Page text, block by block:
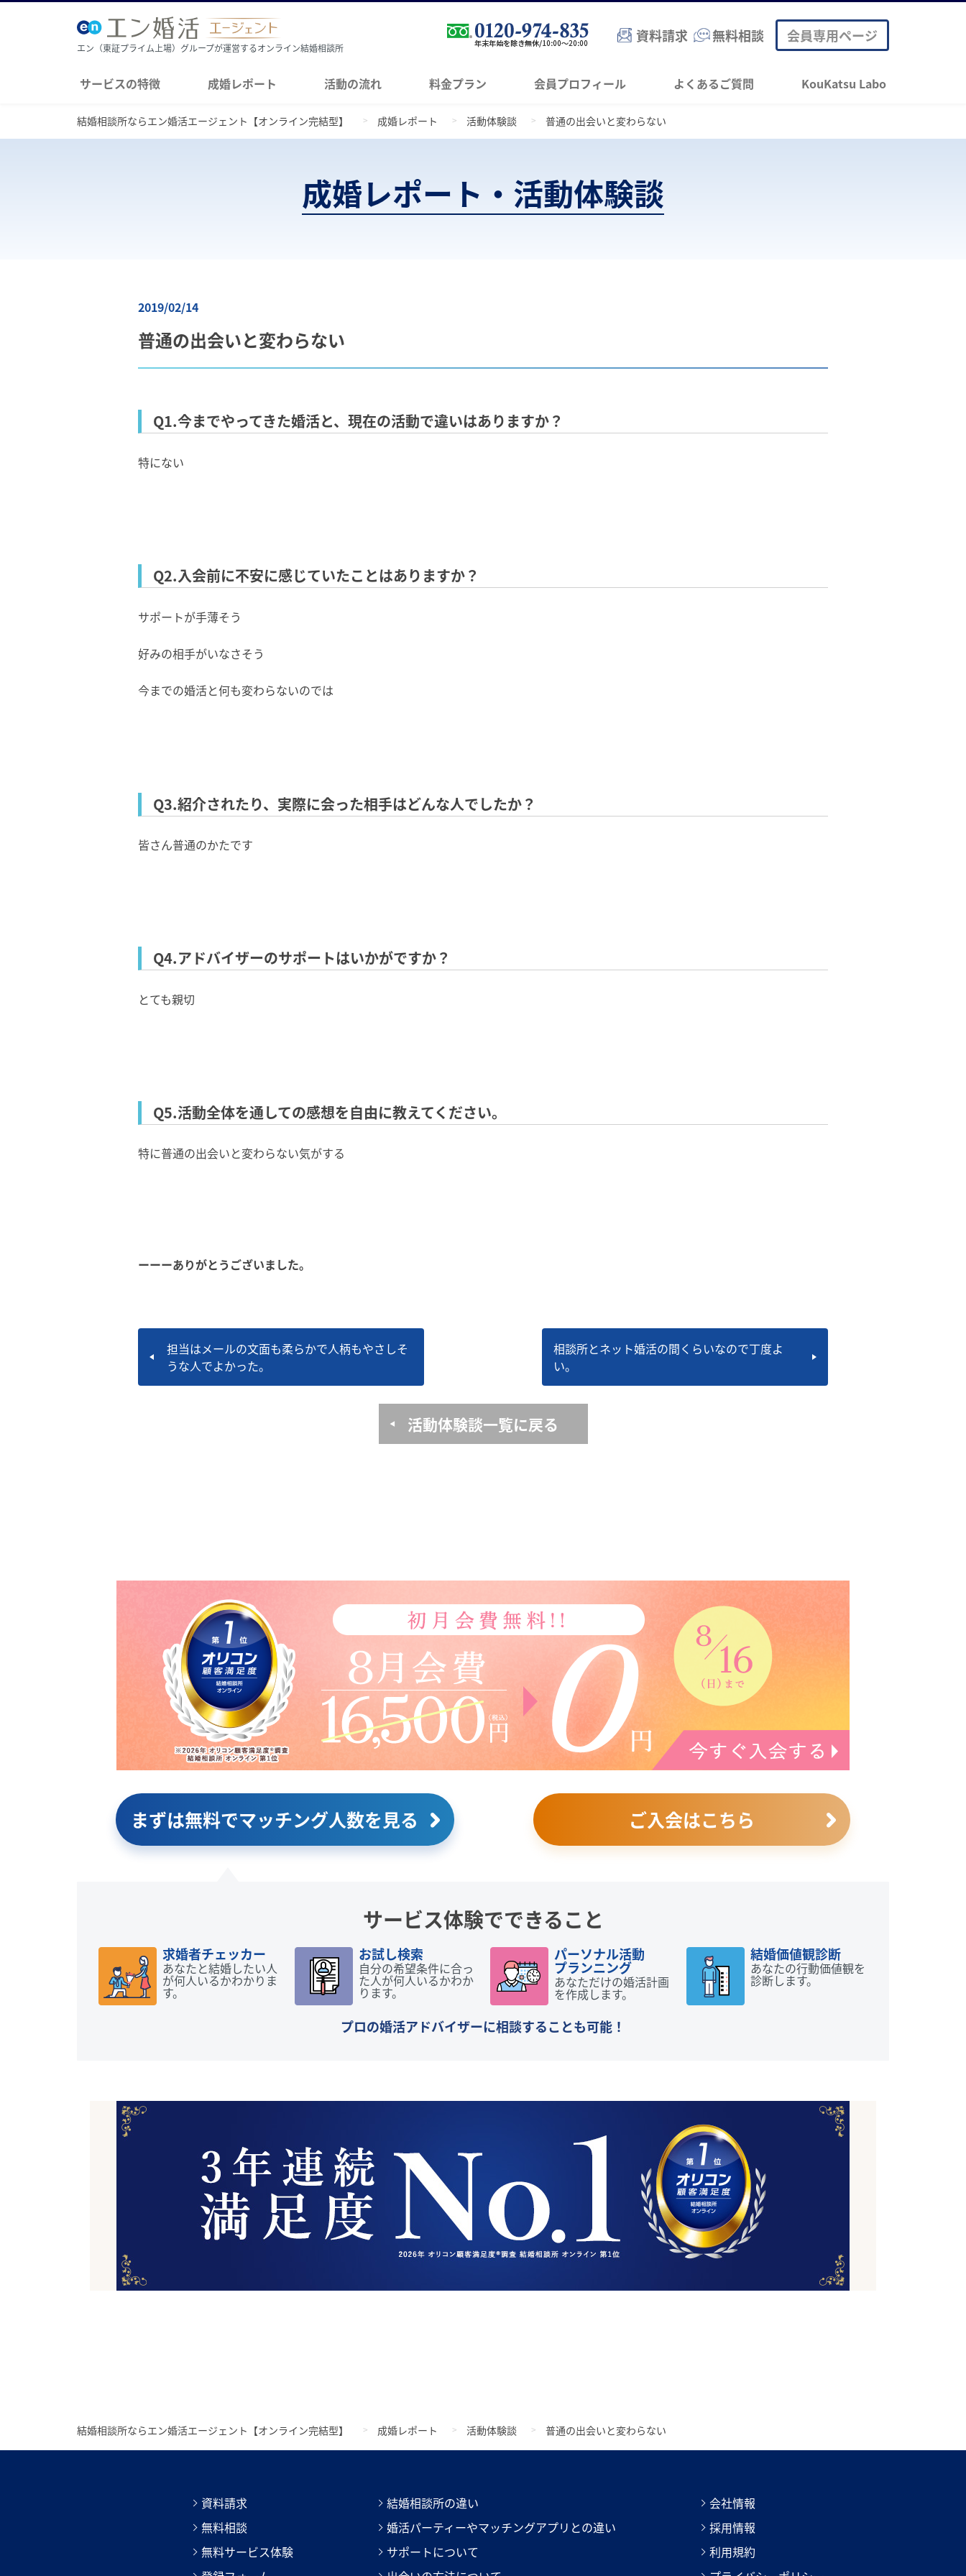
エン（東証プライム上場）グループが運営するオンライン結婚相談所
資料請求 無料相談 会員専用ページ
サービスの特徴 成婚レポート 活動の流れ 料金プラン 会員プロフィール よくあるご質問 KouKatsu Labo
結婚相談所ならエン婚活エージェント【オンライン完結型】 成婚レポート 活動体験談 普通の出会いと変わらない
成婚レポート・活動体験談
2019/02/14
普通の出会いと変わらない
Q1.今までやってきた婚活と、現在の活動で違いはありますか？
特にない
Q2.⼊会前に不安に感じていたことはありますか？
サポートが⼿薄そう
好みの相⼿がいなさそう
今までの婚活と何も変わらないのでは
Q3.紹介されたり、実際に会った相⼿はどんな⼈でしたか？
皆さん普通のかたです
Q4.アドバイザーのサポートはいかがですか？
とても親切
Q5.活動全体を通しての感想を⾃由に教えてください。
特に普通の出会いと変わらない気がする
ーーーありがとうございました。
担当はメールの⽂⾯も柔らかで⼈柄もやさしそ
うな⼈でよかった。
相談所とネット婚活の間くらいなので丁度よ
い。
活動体験談一覧に戻る
まずは無料でマッチング人数を見る ご入会はこちら
サービス体験でできること
求婚者チェッカー
あなたと結婚したい人
が何人いるかわかりま
す。
お試し検索
自分の希望条件に合っ
た人が何人いるかわか
ります。
パーソナル活動
プランニング
あなただけの婚活計画
を作成します。
結婚価値観診断
あなたの行動価値観を
診断します。
プロの婚活アドバイザーに相談することも可能！
結婚相談所ならエン婚活エージェント【オンライン完結型】 成婚レポート 活動体験談 普通の出会いと変わらない
資料請求
無料相談
無料サービス体験
結婚相談所の違い
婚活パーティーやマッチングアプリとの違い
サポートについて
会社情報
採用情報
利用規約